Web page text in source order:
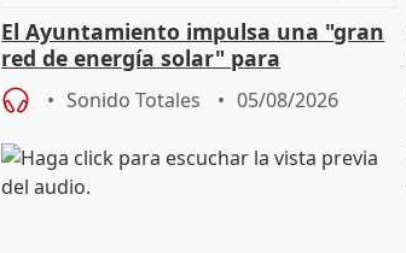
El Ayuntamiento impulsa una "gran
red de energía solar" para
autoconsumo
Sonido Totales 05/08/2026